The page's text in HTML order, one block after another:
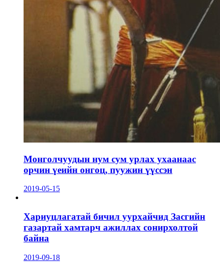
Монголчуудын нум сум урлах ухаанаас
орчин үеийн онгоц, пуужин үүссэн
2019-05-15
Хариуцлагатай бичил уурхайчид Засгийн
газартай хамтарч ажиллах сонирхолтой
байна
2019-09-18